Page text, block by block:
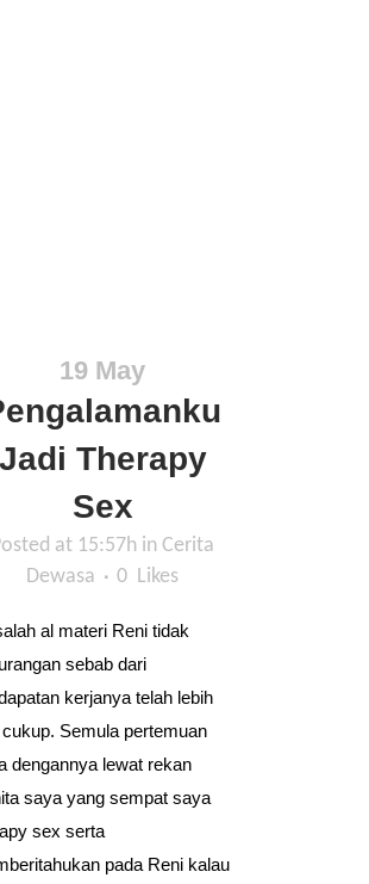
19 May
Jadi Therapy
Sex
at 15:57h in Cerita
Dewasa
0 Likes
al materi Reni tidak
sebab dari
kerjanya telah lebih
Semula pertemuan
dengannya lewat rekan
saya yang sempat saya
sex serta
pada Reni kalau